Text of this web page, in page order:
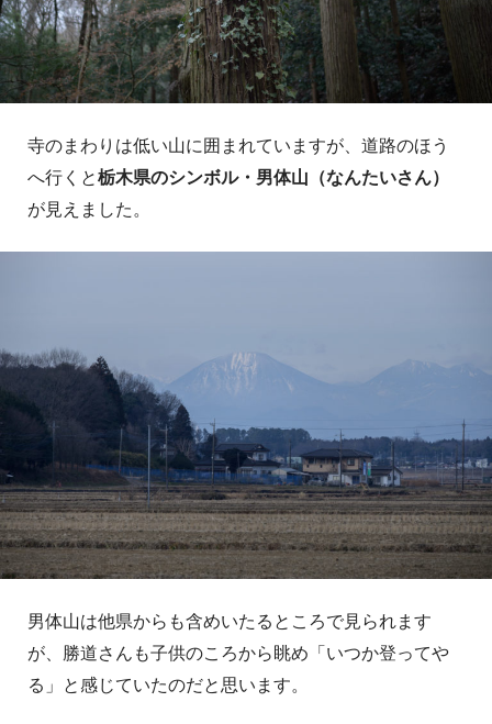
寺のまわりは低い山に囲まれていますが、道路のほう
へ行くと栃木県のシンボル・男体山（なんたいさん）
が見えました。
男体山は他県からも含めいたるところで見られます
が、勝道さんも子供のころから眺め「いつか登ってや
る」と感じていたのだと思います。